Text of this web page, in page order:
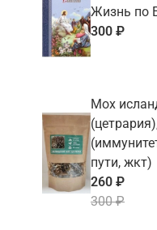
Жизнь по
300 ₽
Мох
пути, жкт)
260 ₽
300 ₽